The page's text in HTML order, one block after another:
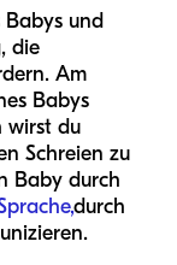
Babys und
die
Am
Babys
wirst du
Schreien zu
Baby durch
durch